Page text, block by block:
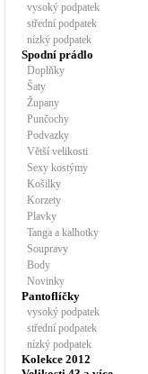
vysoký podpatek
střední podpatek
nízký podpatek
Spodní prádlo
Doplňky
Šaty
Župany
Punčochy
Podvazky
Větší velikosti
Sexy kostýmy
Košilky
Korzety
Plavky
Tanga a kalhotky
Soupravy
Body
Novinky
Pantoflíčky
vysoký podpatek
střední podpatek
nízký podpatek
Kolekce 2012